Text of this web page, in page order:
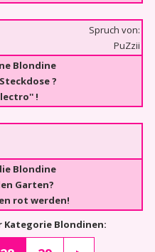
Spruch von:
PuZzii
Blondine
?
!
Blondine
Garten?
rot werden!
Kategorie Blondinen: